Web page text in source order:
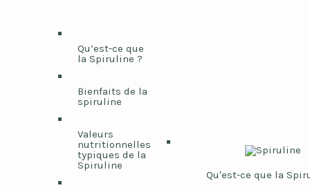
Qu’est-ce que
la Spiruline ?
Bienfaits de la
spiruline
Valeurs
nutritionnelles
typiques de la
Spiruline
Qu'est-ce que la